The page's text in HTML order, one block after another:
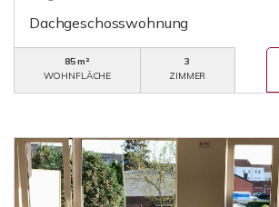
Dachgeschosswohnung
85 m²
WOHNFLÄCHE
3
ZIMMER